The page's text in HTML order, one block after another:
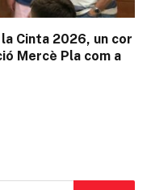
Cinta 2026, un cor
Mercè Pla com a